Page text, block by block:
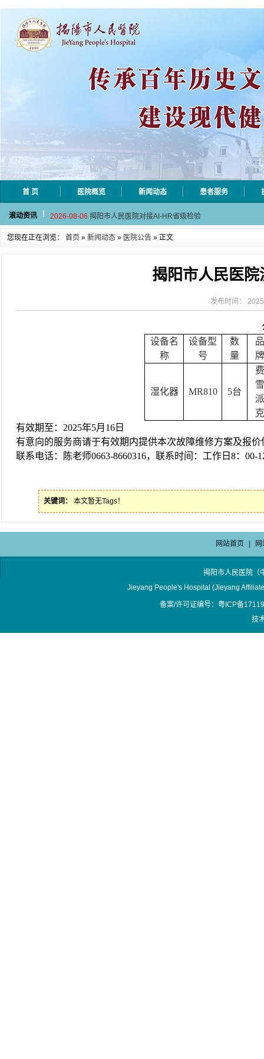
首 页 医院概览 新闻动态 患者服务
滚动资讯
2026-08-10 揭阳市人民医院消防设施及配件市场
2026-08-06 揭阳市人民医院对接AI-HR省级检验
2026-07-31 碰撞学术火花！这场外科及应急分论
2026-07-31 学术聚力促提升｜肿瘤分论坛赋能区
揭阳市人民医院对接AI-HR省级检验
2026-07-31 学术聚力促提升｜肿瘤分论坛赋能区
您现在正在浏览： 首页 » 新闻动态 » 医院公告 » 正文
揭阳市人民医
发布时间：
设备名
称
设备型
号
数
量
湿化器 MR810 5台
有效期至 ： 2025年5月 16 日
有意向的服务商请于有效期内提供本次故障维修方案及报价
联系电话：
陈老师0663-8660316，联系时间：工作日8：00-
关键词： 本文暂无Tags！
网站首页
揭阳市人民医院
Jieyang People's Hospital (Jieyang
备案/许可证编号：粤ICP备
技